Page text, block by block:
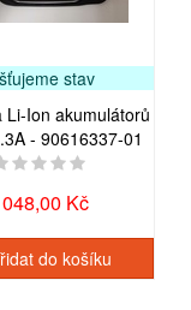
stav
Li-Ion akumulátorů
- 90616337-01
Kč
do košíku